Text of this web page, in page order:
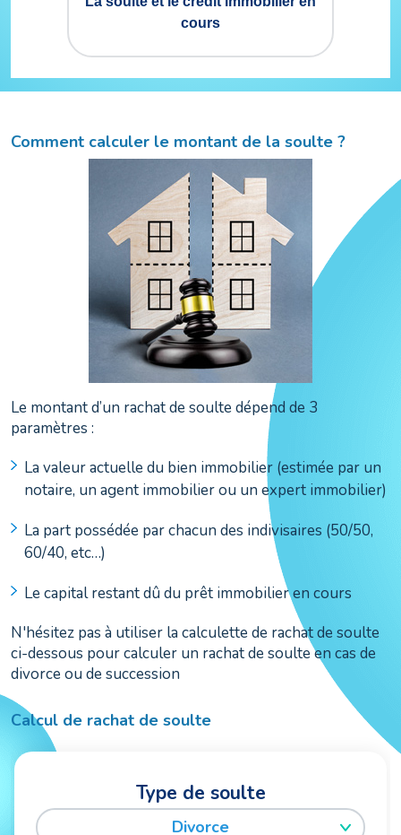
Comment calculer le montant de la soulte ?
Le montant d’un rachat de soulte dépend de 3
paramètres :
La valeur actuelle du bien immobilier (estimée par un
notaire, un agent immobilier ou un expert immobilier)
La part possédée par chacun des indivisaires (50/50,
60/40, etc…)
Le capital restant dû du prêt immobilier en cours
N'hésitez pas à utiliser la calculette de rachat de soulte
ci-dessous pour calculer un rachat de soulte en cas de
divorce ou de succession
Calcul de rachat de soulte